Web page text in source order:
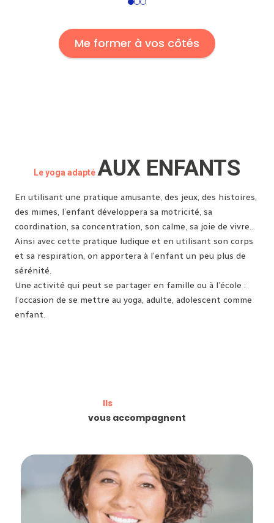
123
Me former à vos côtés
Le yoga adaptéAUX ENFANTS
En utilisant une pratique amusante, des jeux, des histoires,
des mimes, l’enfant développera sa motricité, sa
coordination, sa concentration, son calme, sa joie de vivre…
Ainsi avec cette pratique ludique et en utilisant son corps
et sa respiration, on apportera à l’enfant un peu plus de
sérénité.
Une activité qui peut se partager en famille ou à l’école :
l’occasion de se mettre au yoga, adulte, adolescent comme
enfant.
Ils
vous accompagnent